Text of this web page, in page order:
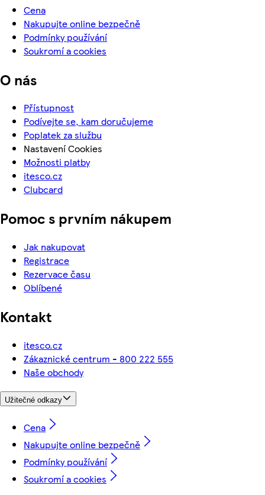
Cena
Nakupujte online bezpečně
Podmínky používání
Soukromí a cookies
O nás
Přístupnost
Podívejte se, kam doručujeme
Poplatek za službu
Nastavení Cookies
Možnosti platby
itesco.cz
Clubcard
Pomoc s prvním nákupem
Jak nakupovat
Registrace
Rezervace času
Oblíbené
Kontakt
itesco.cz
Zákaznické centrum - 800 222 555
Naše obchody
Užitečné odkazy
Cena
Nakupujte online bezpečně
Podmínky používání
Soukromí a cookies